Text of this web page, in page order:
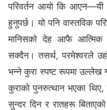
परिवर्तन आयो कि आएन—यी
हुनुपर्छ। यो पनि वास्तविक
मानिसको देह आफै आत्मिक
सक्दैन। तसर्थ, परमेश्‍वरले
भन्‍ने कुरा स्पष्ट रूपमा उल्‍लेख
कुराको पुनरुत्थान भएका
सुन्दर दिन र रातहरू